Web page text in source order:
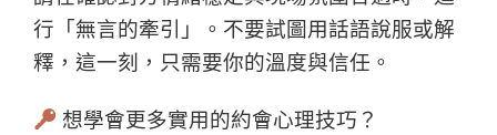
行「無言的牽引」。不要試圖用話語說服或解
釋，這一刻，只需要你的溫度與信任。
想學會更多實用的約會心理技巧？